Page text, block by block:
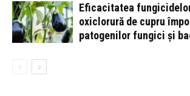
Eficacitatea
oxiclorură de cupru
patogenilor fungici și